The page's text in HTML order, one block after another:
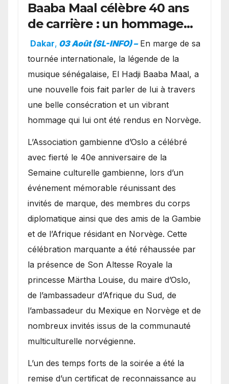
Baaba Maal célèbre 40 ans
de carrière : un hommage
exceptionnel à Oslo en
présence de la famille
royale.
Dakar, 03 Août (SL-INFO) – ​En marge de sa
tournée internationale, la légende de la
musique sénégalaise, El Hadji Baaba Maal, a
une nouvelle fois fait parler de lui à travers
une belle consécration et un vibrant
hommage qui lui ont été rendus en Norvège.
​L’Association gambienne d’Oslo a célébré
avec fierté le 40e anniversaire de la
Semaine culturelle gambienne, lors d’un
événement mémorable réunissant des
invités de marque, des membres du corps
diplomatique ainsi que des amis de la Gambie
et de l’Afrique résidant en Norvège. Cette
célébration marquante a été réhaussée par
la présence de Son Altesse Royale la
princesse Märtha Louise, du maire d’Oslo,
de l’ambassadeur d’Afrique du Sud, de
l’ambassadeur du Mexique en Norvège et de
nombreux invités issus de la communauté
multiculturelle norvégienne.
​L’un des temps forts de la soirée a été la
remise d’un certificat de reconnaissance au